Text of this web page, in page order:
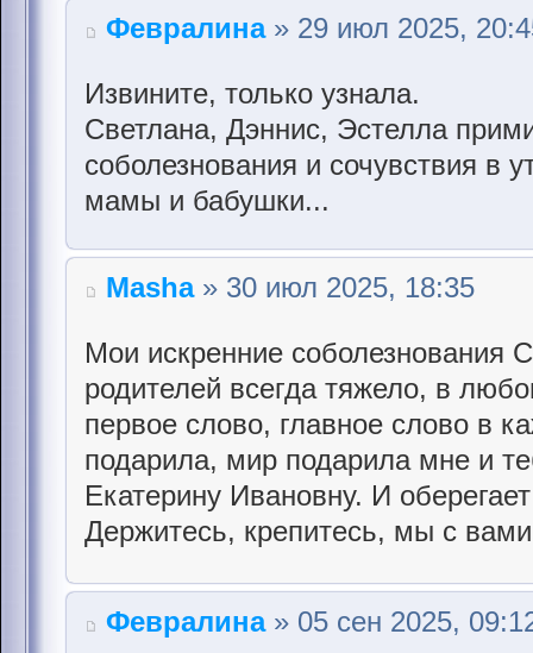
Февралина» 29 июл 2025,
Извините, только узнала.
Светлана, Дэннис, Эстелла
соболезнования и сочувствия в
мамы и бабушки...
Masha» 30 июл 2025, 18:35
Мои искренние соболезнования
родителей всегда тяжело, в
первое слово, главное слово в
подарила, мир подарила мне и
Екатерину Ивановну. И
Держитесь, крепитесь, мы с
Февралина» 05 сен 2025,